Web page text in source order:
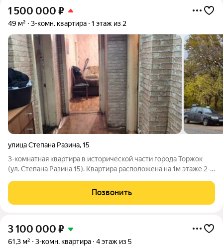
1 500 000 ₽
49 м² 3-комн. квартира 1 этаж из 2
улица Степана Разина,15
3-комнатная квартира в исторической части города Торжок
(ул. Степана Разина 15). Квартира расположена на 1м этаже 2-
доступности вся необходимая инфраструктура: магазины,
школа, детский сад, аптека,
Позвонить
3 100 000 ₽
61,3 м² 3-комн. квартира 4 этаж из 5